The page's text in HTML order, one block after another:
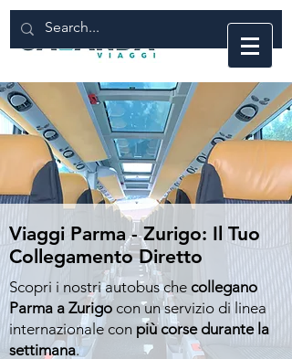
Viaggi Parma - Zurigo: Il Tuo
Collegamento Diretto
Scopri i nostri autobus che collegano
Parma a Zurigo con un servizio di linea
internazionale con più corse durante la
settimana.